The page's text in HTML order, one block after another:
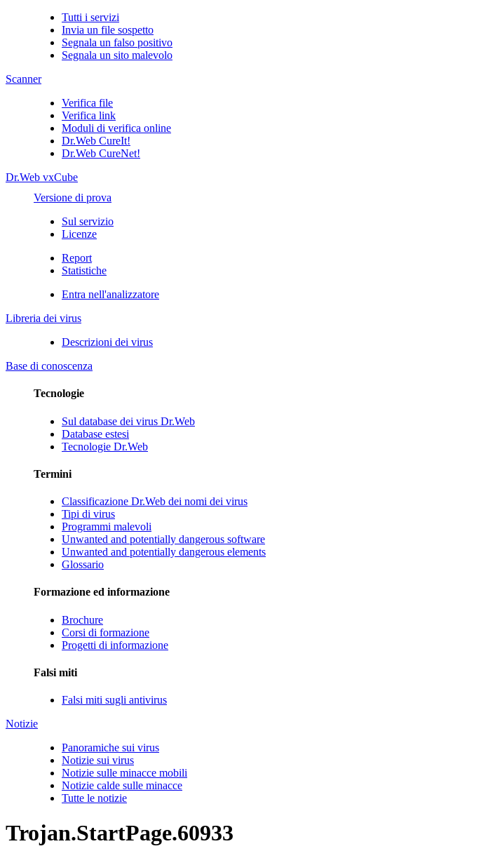
Tutti i servizi
Invia un file sospetto
Segnala un falso positivo
Segnala un sito malevolo
Scanner
Verifica file
Verifica link
Moduli di verifica online
Dr.Web CureIt!
Dr.Web CureNet!
Dr.Web vxCube
Versione di prova
Sul servizio
Licenze
Report
Statistiche
Entra nell'analizzatore
Libreria dei virus
Descrizioni dei virus
Base di conoscenza
Tecnologie
Sul database dei virus Dr.Web
Database estesi
Tecnologie Dr.Web
Termini
Classificazione Dr.Web dei nomi dei virus
Tipi di virus
Programmi malevoli
Unwanted and potentially dangerous software
Unwanted and potentially dangerous elements
Glossario
Formazione ed informazione
Brochure
Corsi di formazione
Progetti di informazione
Falsi miti
Falsi miti sugli antivirus
Notizie
Panoramiche sui virus
Notizie sui virus
Notizie sulle minacce mobili
Notizie calde sulle minacce
Tutte le notizie
Trojan.StartPage.60933